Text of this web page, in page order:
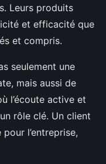
Leurs produits
et efficacité que
et compris.
seulement une
mais aussi de
l’écoute active et
rôle clé. Un client
l’entreprise,